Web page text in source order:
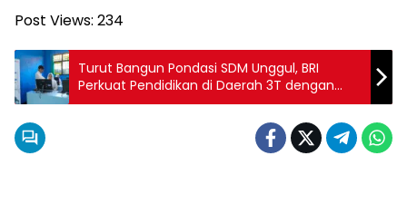
Post Views: 234
Turut Bangun Pondasi SDM Unggul, BRI
Perkuat Pendidikan di Daerah 3T dengan
Teknologi